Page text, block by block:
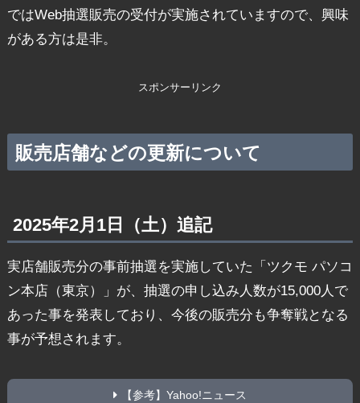
ではWeb抽選販売の受付が実施されていますので、興味
がある方は是非。
スポンサーリンク
販売店舗などの更新について
2025年2月1日（土）追記
実店舗販売分の事前抽選を実施していた「ツクモ パソコ
ン本店（東京）」が、抽選の申し込み人数が15,000人で
あった事を発表しており、今後の販売分も争奪戦となる
事が予想されます。
【参考】Yahoo!ニュース